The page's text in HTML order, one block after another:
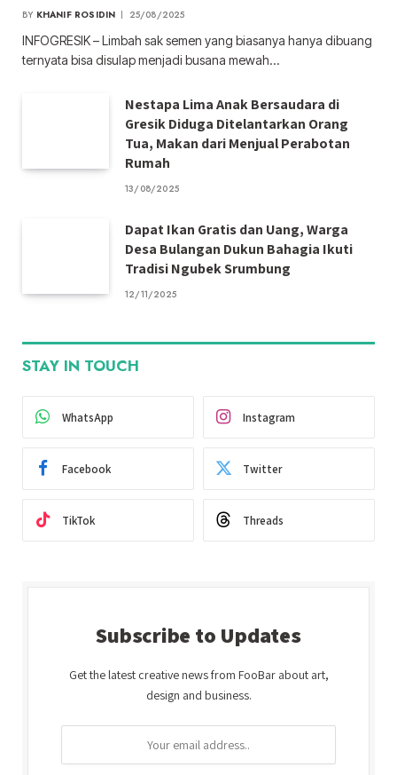
BY KHANIF ROSIDIN 25/08/2025
INFOGRESIK – Limbah sak semen yang biasanya hanya dibuang
ternyata bisa disulap menjadi busana mewah…
Nestapa Lima Anak Bersaudara di
Gresik Diduga Ditelantarkan Orang
Tua, Makan dari Menjual Perabotan
Rumah
13/08/2025
Dapat Ikan Gratis dan Uang, Warga
Desa Bulangan Dukun Bahagia Ikuti
Tradisi Ngubek Srumbung
12/11/2025
STAY IN TOUCH
WhatsApp Instagram
Facebook Twitter
TikTok Threads
Subscribe to Updates
Get the latest creative news from FooBar about art,
design and business.